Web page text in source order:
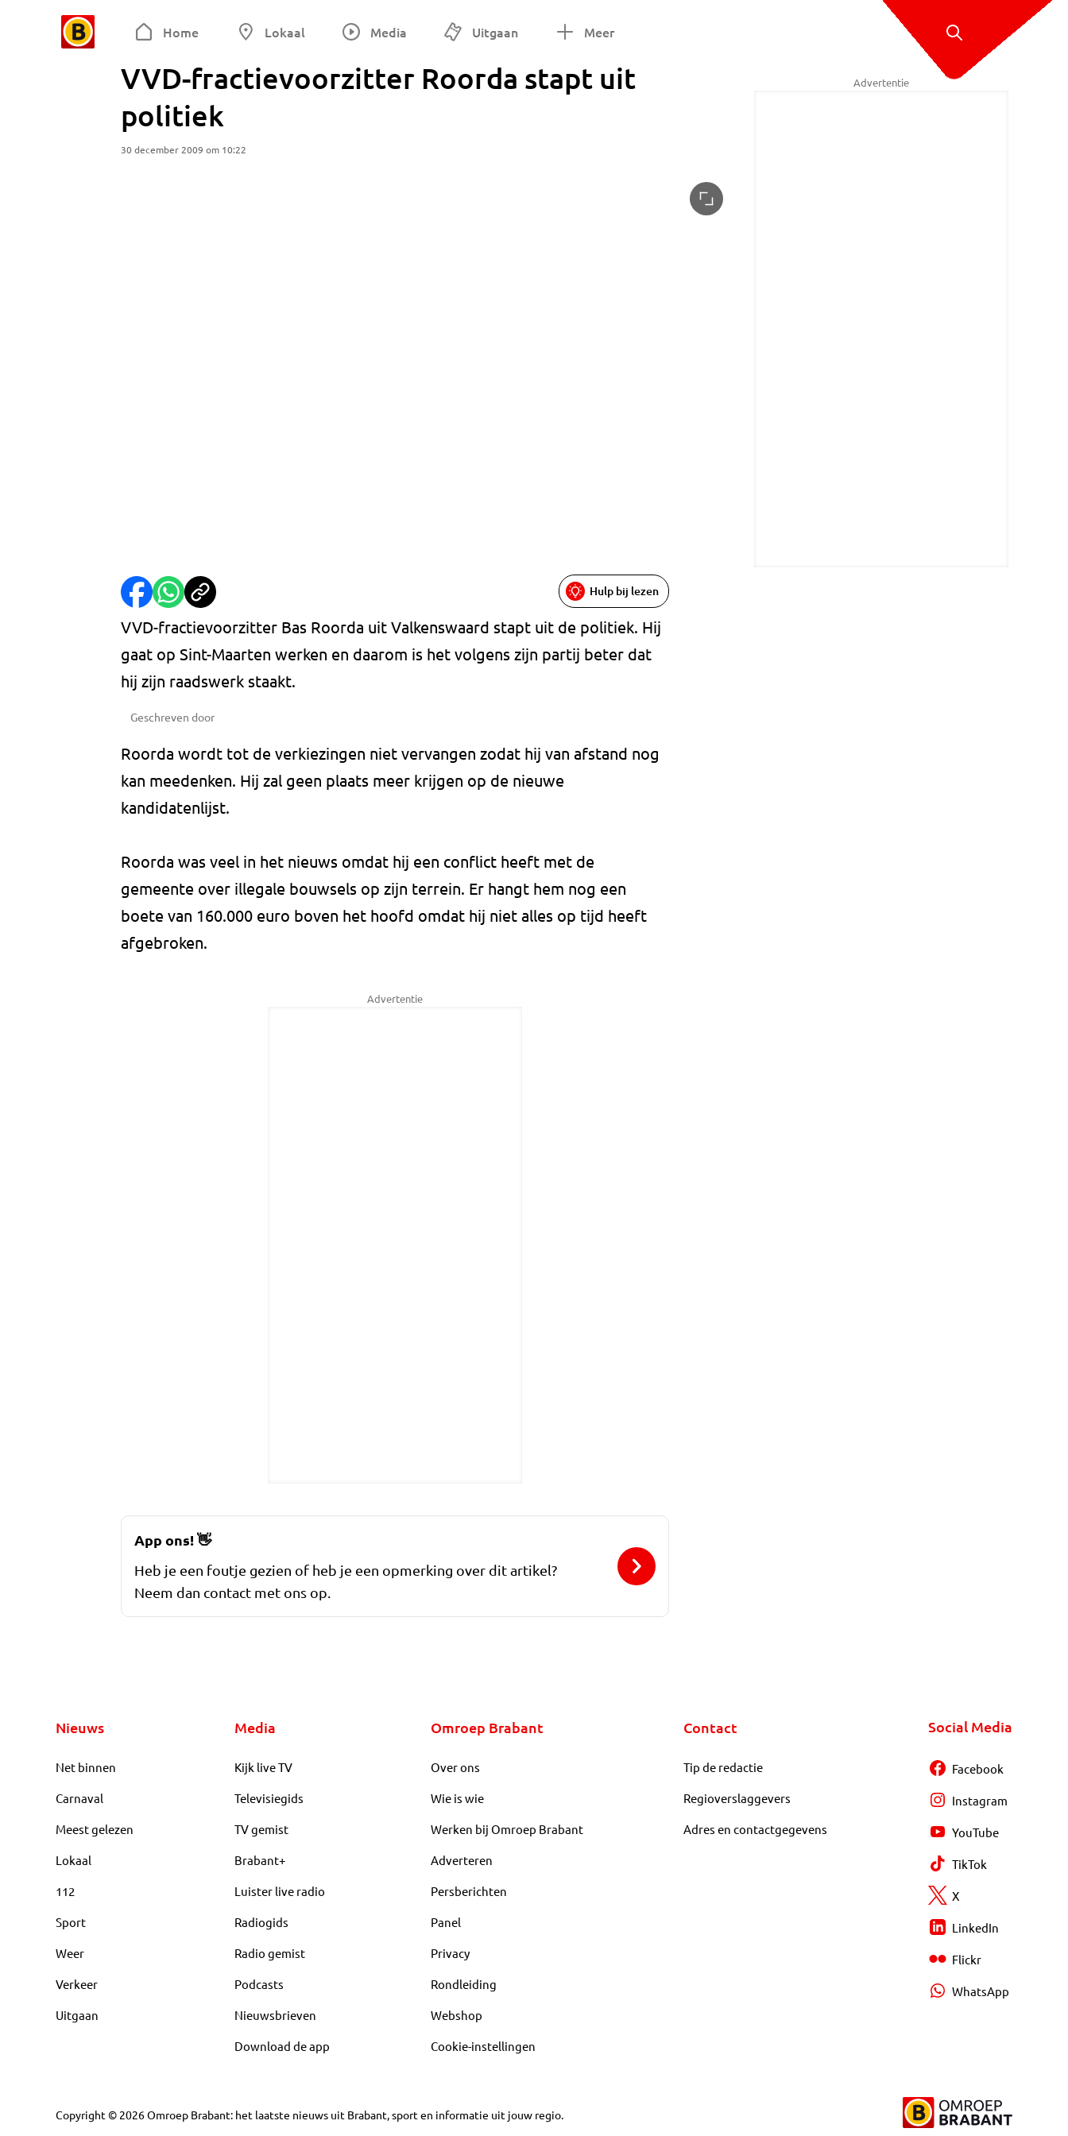
Home Lokaal Media Uitgaan Meer
VVD-fractievoorzitter Roorda stapt uit
politiek
30 december 2009 om 10:22
Hulp bij lezen
VVD-fractievoorzitter Bas Roorda uit Valkenswaard stapt uit de politiek. Hij
gaat op Sint-Maarten werken en daarom is het volgens zijn partij beter dat
hij zijn raadswerk staakt.
Geschreven door
Roorda wordt tot de verkiezingen niet vervangen zodat hij van afstand nog
kan meedenken. Hij zal geen plaats meer krijgen op de nieuwe
kandidatenlijst.
Roorda was veel in het nieuws omdat hij een conflict heeft met de
gemeente over illegale bouwsels op zijn terrein. Er hangt hem nog een
boete van 160.000 euro boven het hoofd omdat hij niet alles op tijd heeft
afgebroken.
Advertentie
Advertentie
App ons!👋
Heb je een foutje gezien of heb je een opmerking over dit artikel?
Neem dan contact met ons op.
Nieuws
Net binnen
Carnaval
Meest gelezen
Lokaal
112
Sport
Weer
Verkeer
Uitgaan
Media
Kijk live TV
Televisiegids
TV gemist
Brabant+
Luister live radio
Radiogids
Radio gemist
Podcasts
Nieuwsbrieven
Download de app
Omroep Brabant
Over ons
Wie is wie
Werken bij Omroep Brabant
Adverteren
Persberichten
Panel
Privacy
Rondleiding
Webshop
Cookie-instellingen
Contact
Tip de redactie
Regioverslaggevers
Adres en contactgegevens
Social Media
Facebook
Instagram
YouTube
TikTok
X
LinkedIn
Flickr
WhatsApp
Copyright © 2026Omroep Brabant: het laatste nieuws uit Brabant, sport en informatie uit jouw regio.